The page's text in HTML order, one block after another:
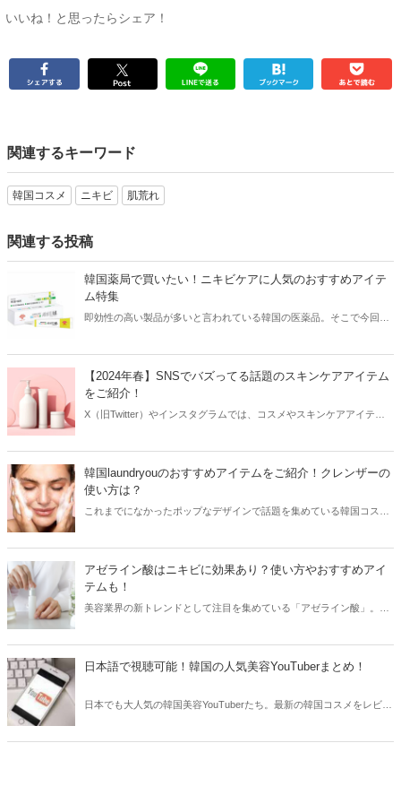
いいね！と思ったらシェア！
関連するキーワード
韓国コスメ ニキビ 肌荒れ
関連する投稿
韓国薬局で買いたい！ニキビケアに人気のおすすめアイテ
ム特集
即効性の高い製品が多いと言われている韓国の医薬品。そこで今回は
う。
【2024年春】SNSでバズってる話題のスキンケアアイテム
をご紹介！
X（旧Twitter）やインスタグラムでは、コスメやスキンケアアイテム
SNSをチェックしているはず！そこで今回はSNSでバズってる話題の
スキンケアアイテムをご紹介します。
韓国laundryouのおすすめアイテムをご紹介！クレンザーの
使い方は？
これまでになかったポップなデザインで話題を集めている韓国コスメ
laundryouのおすすめアイテムと共に日本で購入できる場所をご紹介し
ます。
アゼライン酸はニキビに効果あり？使い方やおすすめアイ
テムも！
美容業界の新トレンドとして注目を集めている「アゼライン酸」。ニ
アアイテムをご紹介します！
日本語で視聴可能！韓国の人気美容YouTuberまとめ！
日本でも大人気の韓国美容YouTuberたち。最新の韓国コスメをレビュ